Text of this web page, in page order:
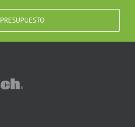
PRESUPUESTO